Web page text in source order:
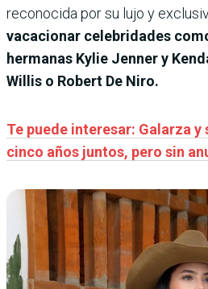
reconocida por su lujo y
vacacionar celebridades
hermanas Kylie Jenner y
Willis o Robert De Niro.
Te puede interesar: Galarza
cinco años juntos, pero sin